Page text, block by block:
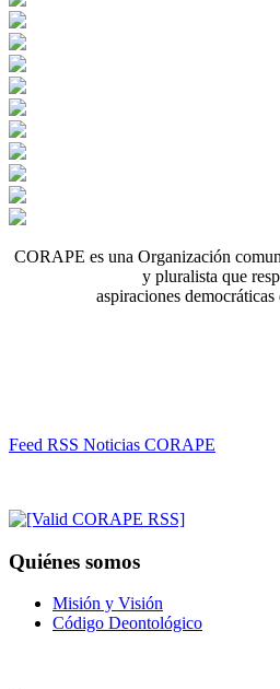
CORAPE es una Organización
y pluralista que
aspiraciones
Feed RSS Noticias CORAPE
Quiénes somos
Misión y Visión
Código Deontológico